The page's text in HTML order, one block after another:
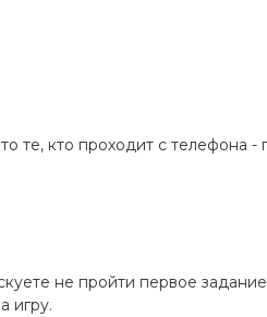
те, кто проходит с телефона
не пройти первое
игру.